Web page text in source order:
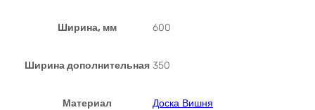
Ширина, мм 600
Ширина дополнительная 350
Материал Доска Вишня